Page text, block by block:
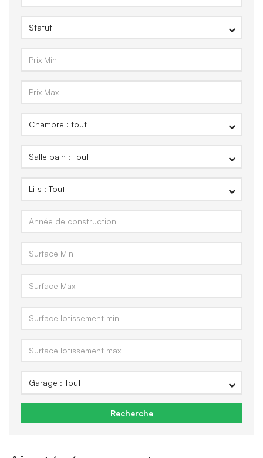
Recherche